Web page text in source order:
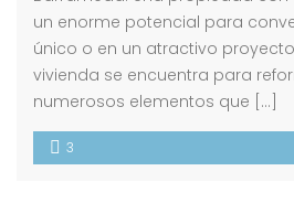
un enorme potencial para
único o en un atractivo
vivienda se encuentra para
numerosos elementos que […]
3